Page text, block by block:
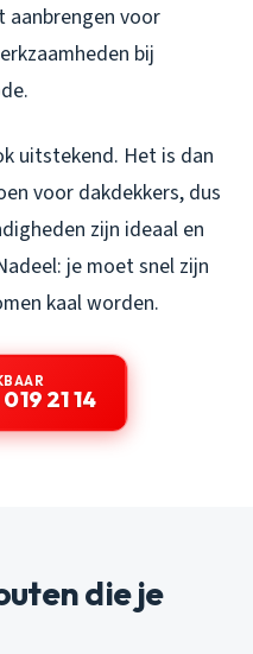
aanbrengen voor
bij
uitstekend. Het is dan
voor dakdekkers, dus
zijn ideaal en
je moet snel zijn
kaal worden.
21 14
die je